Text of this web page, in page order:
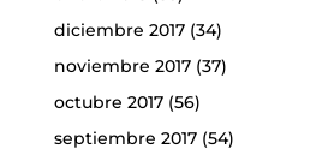
diciembre 2017(34)
noviembre 2017(37)
octubre 2017(56)
septiembre 2017(54)